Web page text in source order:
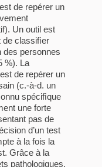
de repérer un
Un outil est
de classiﬁer
des personnes
%). La
de repérer un
(c.-à-d. un
spéciﬁque
une forte
pas de
d’un test
à la fois la
Grâce à la
pathologiques,